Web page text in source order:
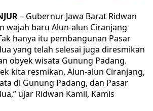
– Gubernur Jawa Barat Ridwan
wajah baru Alun-alun Ciranjang
hanya itu pembangunan Pasar
yang telah selesai juga diresmikan
obyek wisata Gunung Padang.
kita resmikan, Alun-alun Ciranjang,
di Gunung Padang, dan Pasar
ujar Ridwan Kamil, Kamis